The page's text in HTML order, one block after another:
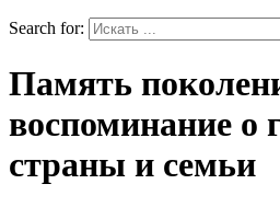
Search for:
Память
воспоминание о
страны и семьи